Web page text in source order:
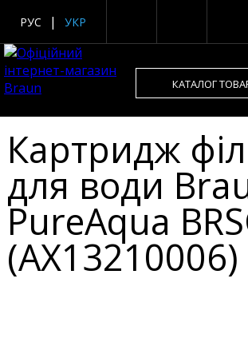
РУС УКР
КАТАЛОГ
Картридж
для води
PureAqua
(AX13210006)